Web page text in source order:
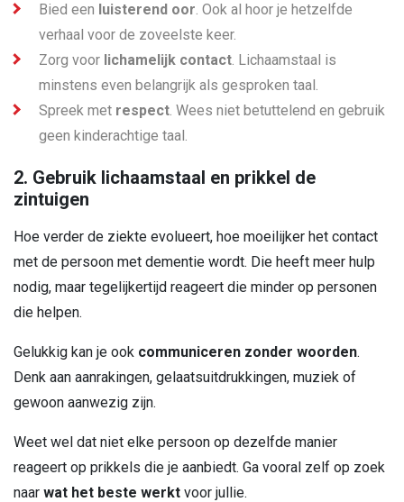
Bied een luisterend oor. Ook al hoor je hetzelfde
verhaal voor de zoveelste keer.
Zorg voor lichamelijk contact. Lichaamstaal is
minstens even belangrijk als gesproken taal.
Spreek met respect. Wees niet betuttelend en gebruik
geen kinderachtige taal.
2. Gebruik lichaamstaal en prikkel de
zintuigen
Hoe verder de ziekte evolueert, hoe moeilijker het contact
met de persoon met dementie wordt. Die heeft meer hulp
nodig, maar tegelijkertijd reageert die minder op personen
die helpen.
Gelukkig kan je ook communiceren zonder woorden.
Denk aan aanrakingen, gelaatsuitdrukkingen, muziek of
gewoon aanwezig zijn.
Weet wel dat niet elke persoon op dezelfde manier
reageert op prikkels die je aanbiedt. Ga vooral zelf op zoek
naar wat het beste werkt voor jullie.